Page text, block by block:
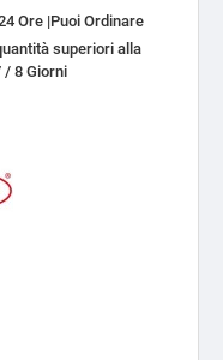
Ore |Puoi Ordinare
superiori alla
/ 8 Giorni